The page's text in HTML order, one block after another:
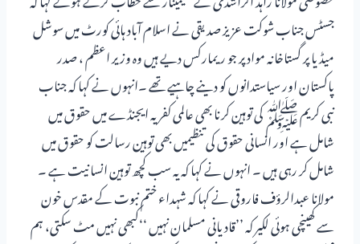
جسٹس جناب شوکت عزیز صدیقی نے اسلام آباد ہائی کورٹ میں سوشل
میڈیا پر گستاخانہ مواد پر جو ریمارکس دیے ہیں وہ وزیر اعظم ، صدر
پاکستان اور سیاستدانوں کو دینے چاہیے تھے ۔انہوں نے کہا کہ جناب
نبی کریم ﷺ کی توہین کرنا بھی عالمی کفر یہ ایجنڈے میں حقوق میں
شامل ہے اور انسانی حقوق کی تنظیمیں بھی توہین رسالت کو حقوق میں
شامل کر رہی ہیں ۔ انہوں نے کہا کہ یہ سب کچھ توہین انسانیت ہے ۔
مولانا عبدالرؤف فاروقی نے کہا کہ شہداء ختم نبوت کے مقدس خون
سے کھینچی ہوئی لکیر کہ ’’قادیانی مسلمان نہیں ‘‘کبھی نہیں مٹ سکتی، ہم